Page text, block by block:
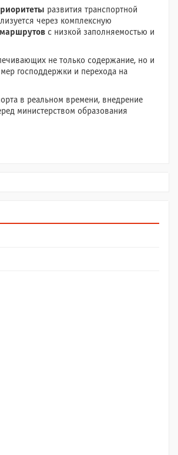
развития транспортной
через комплексную
с низкой заполняемостью и
не только содержание, но и
господдержки и перехода на
в реальном времени, внедрение
министерством образования